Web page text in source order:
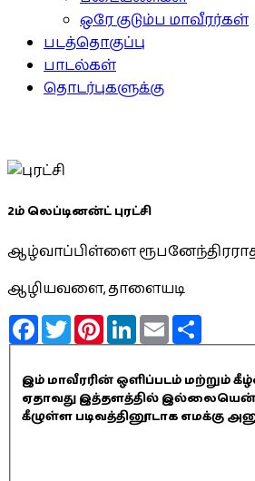
ஒரே குடும்ப மாவீரர்கள்
படத்தொகுப்பு
பாடல்கள்
தொடர்புகளுக்கு
2ம் லெப்டினன்ட் புரட்சி
ஆழ்வாப்பிள்ளை
ஆழியவளை, தாளையடி
FacebookTwitterPinterestLinkedInEmail
இம் மாவீரரின் ஒளிப்படம் மற்றும்
ஏதாவது இத்தளத்தில்
கீழுள்ள படிவத்தினூடாக எமக்கு